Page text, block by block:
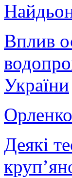
Вплив
України
Деякі